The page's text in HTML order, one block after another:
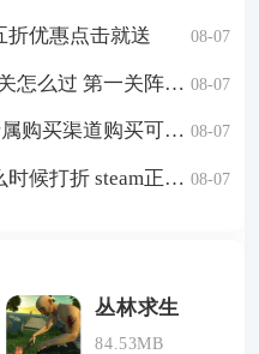
折优惠点击就送 08-07
关阵线的形成通关攻略 08-07
渠道购买可省179元 08-07
正版游戏低价购买渠道分享 08-07
丛林求生
84.53MB